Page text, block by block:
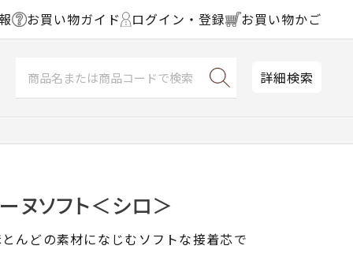
お買い物ガイド ログイン・登録 お買い物かご
詳細検索
ヌソフト＜シロ＞
んどの素材になじむソフトな接着芯で